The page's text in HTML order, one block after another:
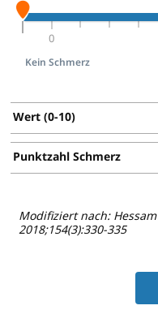
Kein Schmerz
Wert (0-10)
Punktzahl Schmerz
Modifiziert nach:
2018;154(3):330-335